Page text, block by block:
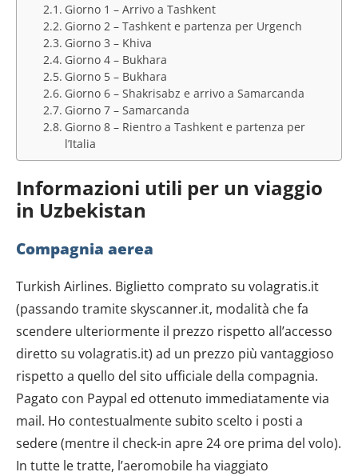
Giorno 1 – Arrivo a Tashkent
Giorno 2 – Tashkent e partenza per Urgench
Giorno 3 – Khiva
Giorno 4 – Bukhara
Giorno 5 – Bukhara
Giorno 6 – Shakrisabz e arrivo a Samarcanda
Giorno 7 – Samarcanda
Giorno 8 – Rientro a Tashkent e partenza per
l’Italia
Informazioni utili per un viaggio
in Uzbekistan
Compagnia aerea
Turkish Airlines. Biglietto comprato su volagratis.it
(passando tramite skyscanner.it, modalità che fa
scendere ulteriormente il prezzo rispetto all’accesso
diretto su volagratis.it) ad un prezzo più vantaggioso
rispetto a quello del sito ufficiale della compagnia.
Pagato con Paypal ed ottenuto immediatamente via
mail. Ho contestualmente subito scelto i posti a
sedere (mentre il check-in apre 24 ore prima del volo).
In tutte le tratte, l’aeromobile ha viaggiato